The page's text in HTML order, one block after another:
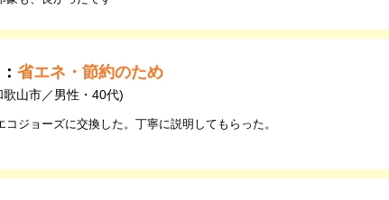
省エネ・節約のため
山市／男性・40代)
コジョーズに交換した。丁寧に説明してもらった。